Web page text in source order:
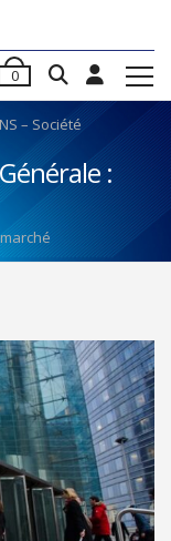
0
– Société
: